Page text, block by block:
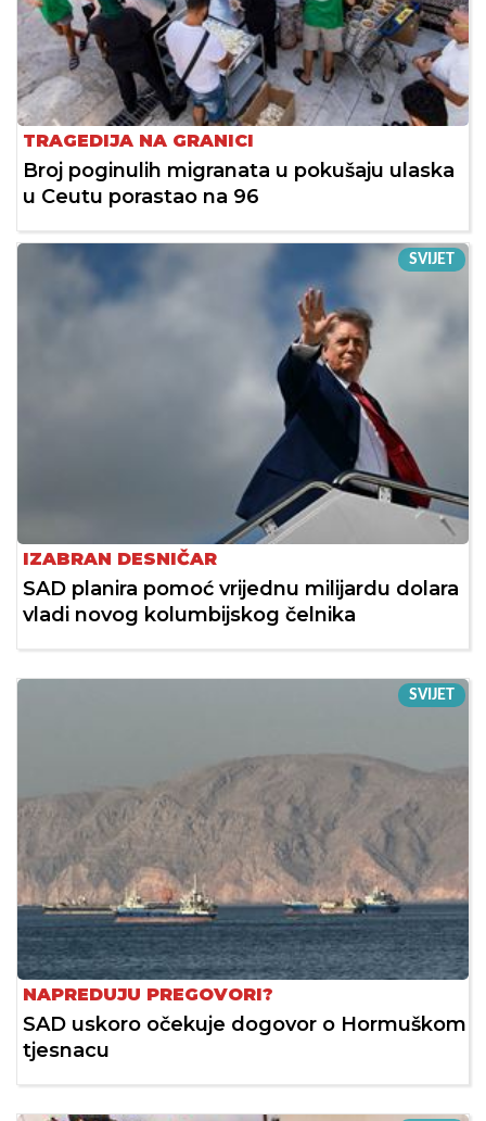
TRAGEDIJA NA GRANICI
Broj poginulih migranata u pokušaju ulaska
u Ceutu porastao na 96
SVIJET
IZABRAN DESNIČAR
SAD planira pomoć vrijednu milijardu dolara
vladi novog kolumbijskog čelnika
SVIJET
NAPREDUJU PREGOVORI?
SAD uskoro očekuje dogovor o Hormuškom
tjesnacu